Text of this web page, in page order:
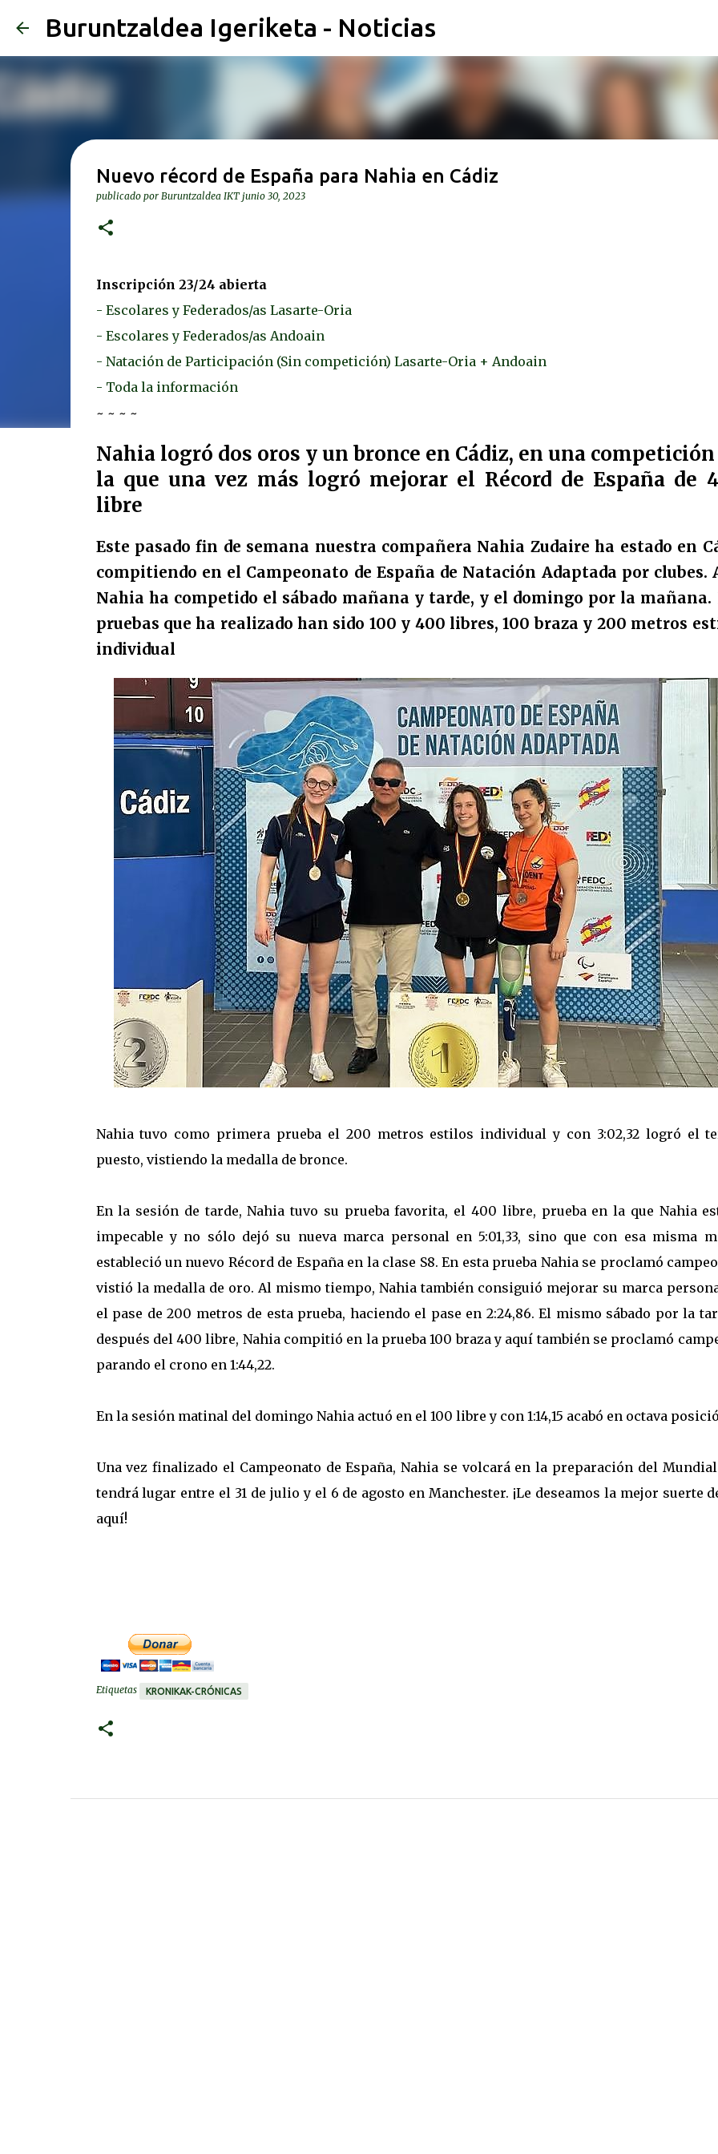
Buruntzaldea Igeriketa - Noticias
Nuevo récord de España para Nahia en Cádiz
publicado por Buruntzaldea IKT junio 30, 2023
Inscripción 23/24 abierta
- Escolares y Federados/as Lasarte-Oria
- Escolares y Federados/as Andoain
- Natación de Participación (Sin competición) Lasarte-Oria + Andoain
- Toda la información
~ ~ ~ ~
Nahia logró dos oros y un bronce en Cádiz, en una
la que una vez más logró mejorar el Récord de España de
libre
Este pasado fin de semana nuestra compañera Nahia Zudaire ha estado en
compitiendo en el Campeonato de España de Natación Adaptada por clubes.
Nahia ha competido el sábado mañana y tarde, y el domingo por la mañana.
pruebas que ha realizado han sido 100 y 400 libres, 100 braza y 200 metros
individual
Nahia tuvo como primera prueba el 200 metros estilos individual y con 3:02,32 logró el
puesto, vistiendo la medalla de bronce.
En la sesión de tarde, Nahia tuvo su prueba favorita, el 400 libre, prueba en la que Nahia
impecable y no sólo dejó su nueva marca personal en 5:01,33, sino que con esa misma
estableció un nuevo Récord de España en la clase S8. En esta prueba Nahia se proclamó
vistió la medalla de oro. Al mismo tiempo, Nahia también consiguió mejorar su marca
el pase de 200 metros de esta prueba, haciendo el pase en 2:24,86. El mismo sábado por la
después del 400 libre, Nahia compitió en la prueba 100 braza y aquí también se proclamó
parando el crono en 1:44,22.
En la sesión matinal del domingo Nahia actuó en el 100 libre y con 1:14,15 acabó en octava
Una vez finalizado el Campeonato de España, Nahia se volcará en la preparación del Mundial
tendrá lugar entre el 31 de julio y el 6 de agosto en Manchester. ¡Le deseamos la mejor suerte
aquí!
Etiquetas KRONIKAK-CRÓNICAS